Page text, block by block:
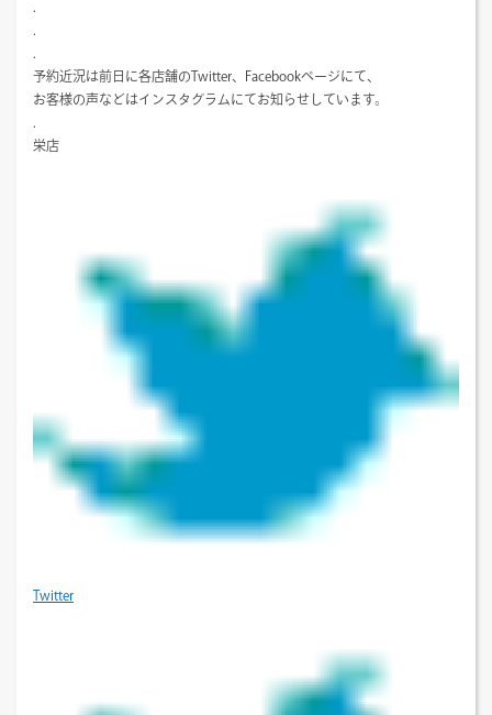
予約近況は前日に各店舗のTwitter、Facebookページにて、
お客様の声などはインスタグラムにてお知らせしています。
栄店
Twitter